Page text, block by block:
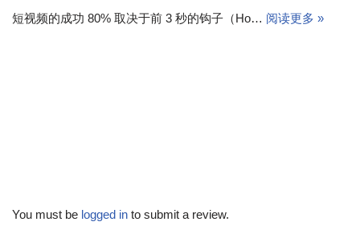
短视频的成功 80% 取决于前 3 秒的钩子（Ho… 阅读更多 »
You must be logged in to submit a review.